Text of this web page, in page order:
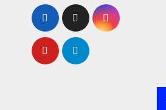
content